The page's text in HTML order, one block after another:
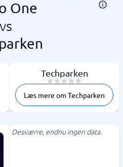
One
vs
Techparken
Læs mere om Techparken
Desværre, endnu ingen data.